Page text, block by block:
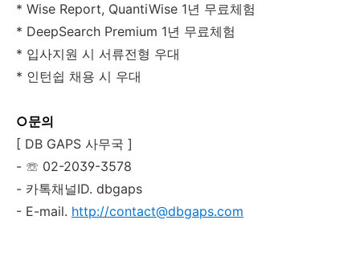
* Wise Report, QuantiWise 1년 무료체험
* DeepSearch Premium 1년 무료체험
* 입사지원 시 서류전형 우대
* 인턴쉽 채용 시 우대
○문의
[ DB GAPS 사무국 ]
- ☏ 02-2039-3578
- 카톡채널ID. dbgaps
- E-mail. http://contact@dbgaps.com